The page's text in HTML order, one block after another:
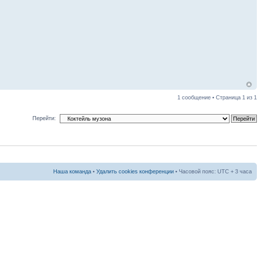
1 сообщение • Страница 1 из 1
Перейти:
Наша команда • Удалить cookies конференции • Часовой пояс: UTC + 3 часа